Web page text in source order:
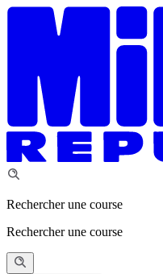
Rechercher une course
Rechercher une course